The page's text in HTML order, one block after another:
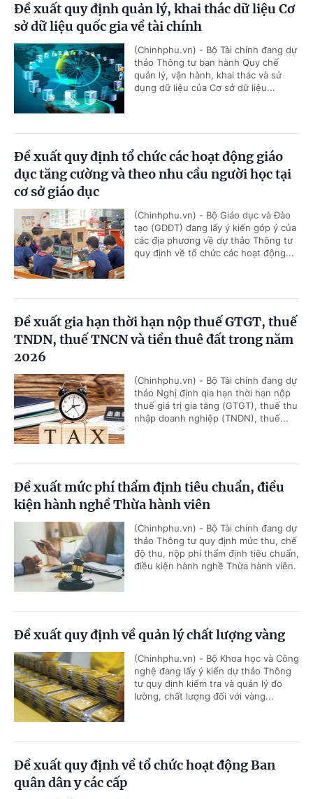
Đề xuất quy định quản lý, khai thác dữ liệu Cơ
sở dữ liệu quốc gia về tài chính
(Chinhphu.vn) - Bộ Tài chính đang dự
thảo Thông tư ban hành Quy chế
quản lý, vận hành, khai thác và sử
dụng dữ liệu của Cơ sở dữ liệu...
Đề xuất quy định tổ chức các hoạt động giáo
dục tăng cường và theo nhu cầu người học tại
cơ sở giáo dục
(Chinhphu.vn) - Bộ Giáo dục và Đào
tạo (GDĐT) đang lấy ý kiến góp ý của
các địa phương về dự thảo Thông tư
quy định về tổ chức các hoạt động...
Đề xuất gia hạn thời hạn nộp thuế GTGT, thuế
TNDN, thuế TNCN và tiền thuê đất trong năm
2026
(Chinhphu.vn) - Bộ Tài chính đang dự
thảo Nghị định qia hạn thời hạn nộp
thuế giá trị gia tăng (GTGT), thuế thu
nhập doanh nghiệp (TNDN), thuế...
Đề xuất mức phí thẩm định tiêu chuẩn, điều
kiện hành nghề Thừa hành viên
(Chinhphu.vn) - Bộ Tài chính đang dự
thảo Thông tư quy định mức thu, chế
độ thu, nộp phí thẩm định tiêu chuẩn,
điều kiện hành nghề Thừa hành viên.
Đề xuất quy định về quản lý chất lượng vàng
(Chinhphu.vn) - Bộ Khoa học và Công
nghệ đang lấy ý kiến dự thảo Thông
tư quy định kiểm tra và quản lý đo
lường, chất lượng đối với vàng...
Đề xuất quy định về tổ chức hoạt động Ban
quân dân y các cấp